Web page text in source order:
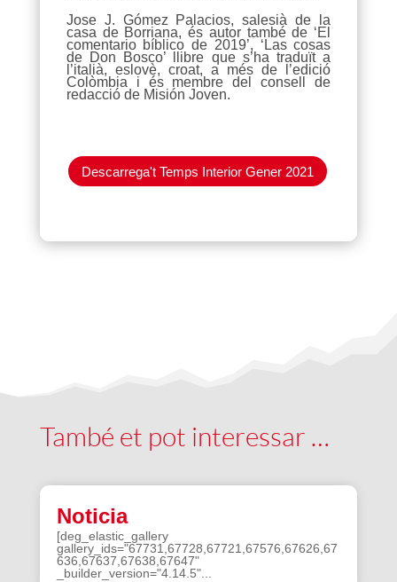
Jose J. Gómez Palacios, salesià de la
casa de Borriana, és autor també de ‘El
comentario bíblico de 2019’, ‘Las cosas
de Don Bosco’ llibre que s’ha traduït a
l’italià, eslovè, croat, a més de l’edició
Colòmbia i és membre del consell de
redacció de Misión Joven.
Descarrega't Temps Interior Gener 2021
També et pot interessar …
Noticia
[deg_elastic_gallery
gallery_ids="67731,67728,67721,67576,67626,67
636,67637,67638,67647"
_builder_version="4.14.5"...